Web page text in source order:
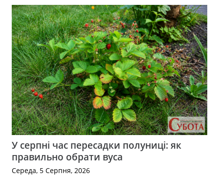
У серпні час пересадки полуниці: як
правильно обрати вуса
Середа, 5 Серпня, 2026